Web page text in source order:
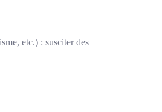
etc.) : susciter des